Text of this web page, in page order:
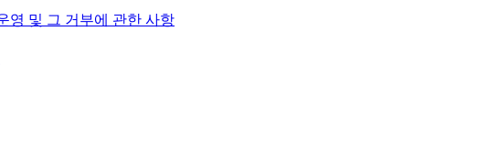
영 및 그 거부에 관한 사항